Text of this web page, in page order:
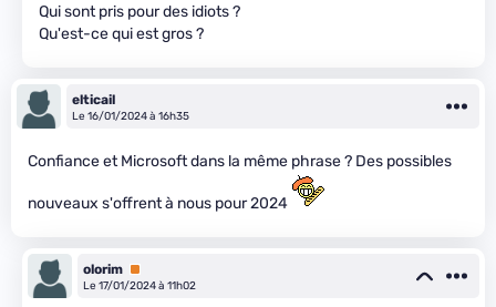
Qui sont pris pour des idiots ?
Qu'est-ce qui est gros ?
elticail
Le 16/01/2024 à 16h35
Confiance et Microsoft dans la même phrase ? Des possibles
nouveaux s'offrent à nous pour 2024
olorim Premium
Le 17/01/2024 à 11h02